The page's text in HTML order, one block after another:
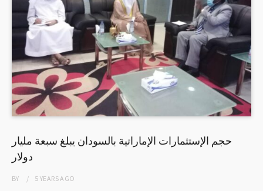
حجم الإستثمارات الإماراتية بالسودان يبلغ سبعة مليار
دولار
BY 5 YEARSAGO